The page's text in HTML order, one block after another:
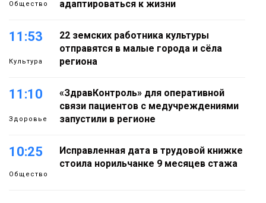
Общество
адаптироваться к жизни
11:53
Культура
22 земских работника культуры
отправятся в малые города и сёла
региона
11:10
Здоровье
«ЗдравКонтроль» для оперативной
связи пациентов с медучреждениями
запустили в регионе
10:25
Общество
Исправленная дата в трудовой книжке
стоила норильчанке 9 месяцев стажа